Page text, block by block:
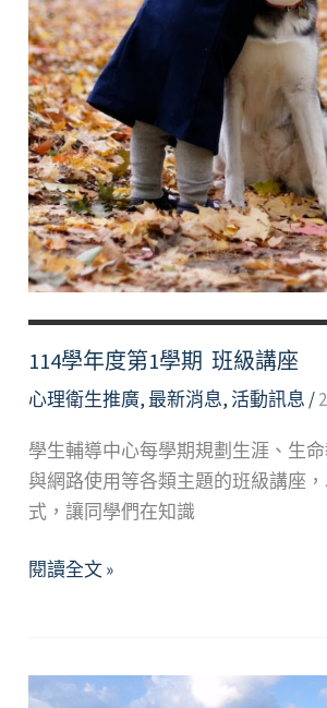
114學年度第1學期 班級講座
心理衛生推廣, 最新消息, 活動訊息 /
學生輔導中心每學期規劃生涯、生
與網路使用等各類主題的班級講座
式，讓同學們在知識
114
第
閱讀全文 »